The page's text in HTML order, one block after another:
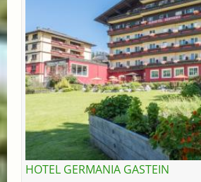
HOTEL GERMANIA GASTEIN